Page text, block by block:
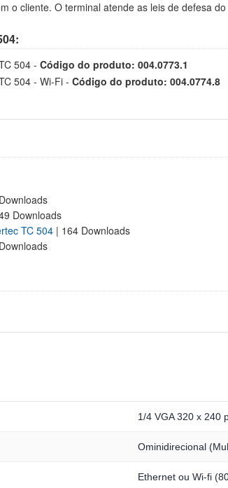
o cliente. O terminal atende as leis de defesa
504 -Código do produto: 004.0773.1
504 - Wi-Fi -Código do produto: 004.0774.8
Downloads
TC 504| 164 Downloads
1/4 VGA 320 x 240
Ominidirecional
Ethernet ou Wi-fi